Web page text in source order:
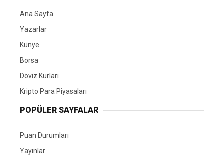
Ana Sayfa
Yazarlar
Künye
Borsa
Döviz Kurları
Kripto Para Piyasaları
POPÜLER SAYFALAR
Puan Durumları
Yayınlar